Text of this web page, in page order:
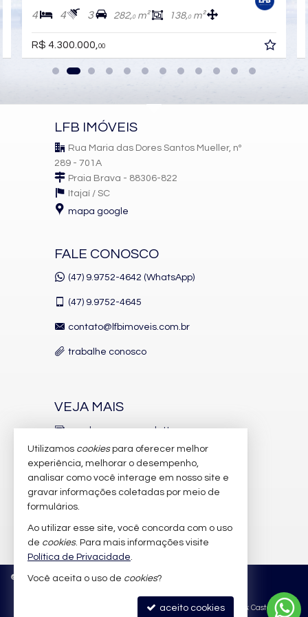
Características do Imóvel
Churrasqueira
Piso Porcelanato
Acabamento em Gesso
Sala de Estar
Sala de Jantar
Sacada Técnica
Características do Empreendimento
Salão de Festas
Quadra Esportiva
Espaço Gourmet
Medidores Individuais
Captação de Água
Playground
Câmeras de Segurança
Elevador
Espaço Zen
Entrada para Banhistas
Box de Praia
Hall Decorado e Mobiliado
Estar Social
Acessibilidade para PNE
4 4 3 282,0m² 138,0m²
R$ 4.300.000, 00
LFB IMÓVEIS
Rua Maria das Dores Santos Mueller, nº
289 - 701A
Praia Brava - 88306-822
Itajaí / SC
mapa google
FALE CONOSCO
(47) 9.9752-4642 (WhatsApp)
(47) 9.9752-4645
contato@lfbimoveis.com.br
trabalhe conosco
VEJA MAIS
receba nosso newsletter
indicadores financeiros
cadastre seu imóvel
imóveis favoritos
mapa de imóveis
© 2026 CRECI/SC 6.388-J Política de Privacidade
Site para imobiliárias: Castel Digital
Utilizamos cookiespara oferecer melhor
experiência, melhorar o desempenho,
analisar como você interage em nosso site e
gravar informações coletadas por meio de
formulários.
Ao utilizar esse site, você concorda com o uso
de cookies. Para mais informações visite
Política de Privacidade.
Você aceita o uso de cookies?
aceito cookies